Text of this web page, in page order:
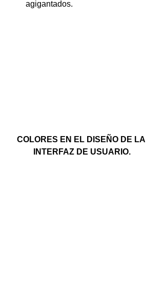
agigantados.
COLORES EN EL DISEÑO DE LA
INTERFAZ DE USUARIO.